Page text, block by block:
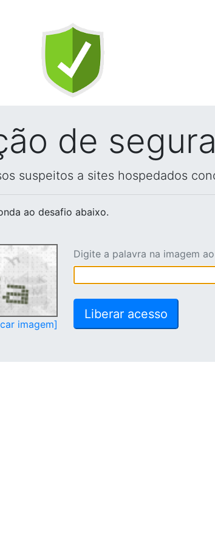
de
suspeitos a sites hospedados
ao desafio abaixo.
imagem]
Digite a palavra na imagem